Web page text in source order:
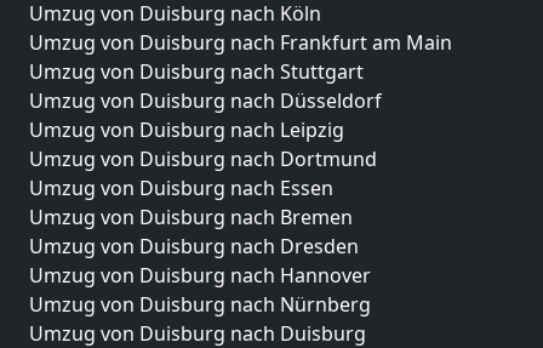
Umzug von Duisburg nach Köln
Umzug von Duisburg nach Frankfurt am Main
Umzug von Duisburg nach Stuttgart
Umzug von Duisburg nach Düsseldorf
Umzug von Duisburg nach Leipzig
Umzug von Duisburg nach Dortmund
Umzug von Duisburg nach Essen
Umzug von Duisburg nach Bremen
Umzug von Duisburg nach Dresden
Umzug von Duisburg nach Hannover
Umzug von Duisburg nach Nürnberg
Umzug von Duisburg nach Duisburg